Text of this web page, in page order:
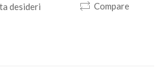
desideri Compare